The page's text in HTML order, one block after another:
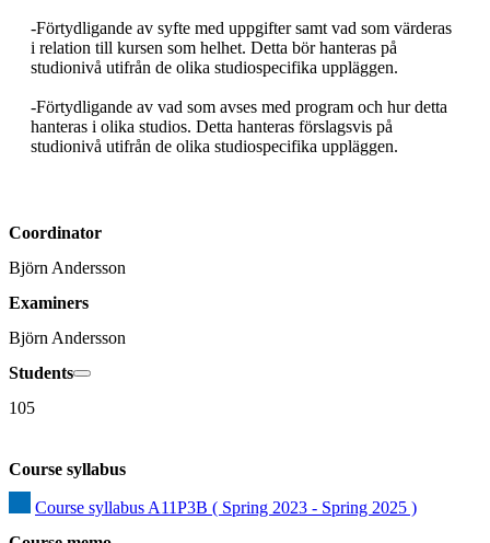
-Förtydligande av syfte med uppgifter samt vad som värderas
i relation till kursen som helhet. Detta bör hanteras på
studionivå utifrån de olika studiospecifika uppläggen.
-Förtydligande av vad som avses med program och hur detta
hanteras i olika studios. Detta hanteras förslagsvis på
Coordinator
Björn Andersson
Examiners
Björn Andersson
Students
105
Course syllabus
Course syllabus A11P3B ( Spring 2023 - Spring 2025 )